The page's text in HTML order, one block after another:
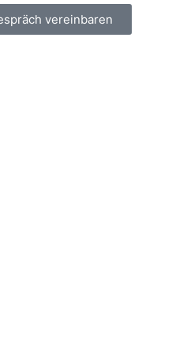
vereinbaren